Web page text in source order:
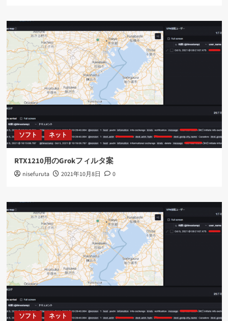
ソフト ネット
RTX1210用のGrokフィルタ案
nisefuruta 2021年10月8日 0
ソフト ネット